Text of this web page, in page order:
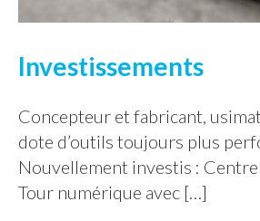
Investissements
Concepteur et fabricant,
dote d’outils toujours plus
Nouvellement investis : Centre
Tour numérique avec […]